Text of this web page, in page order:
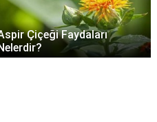
Çiçeği Faydaları